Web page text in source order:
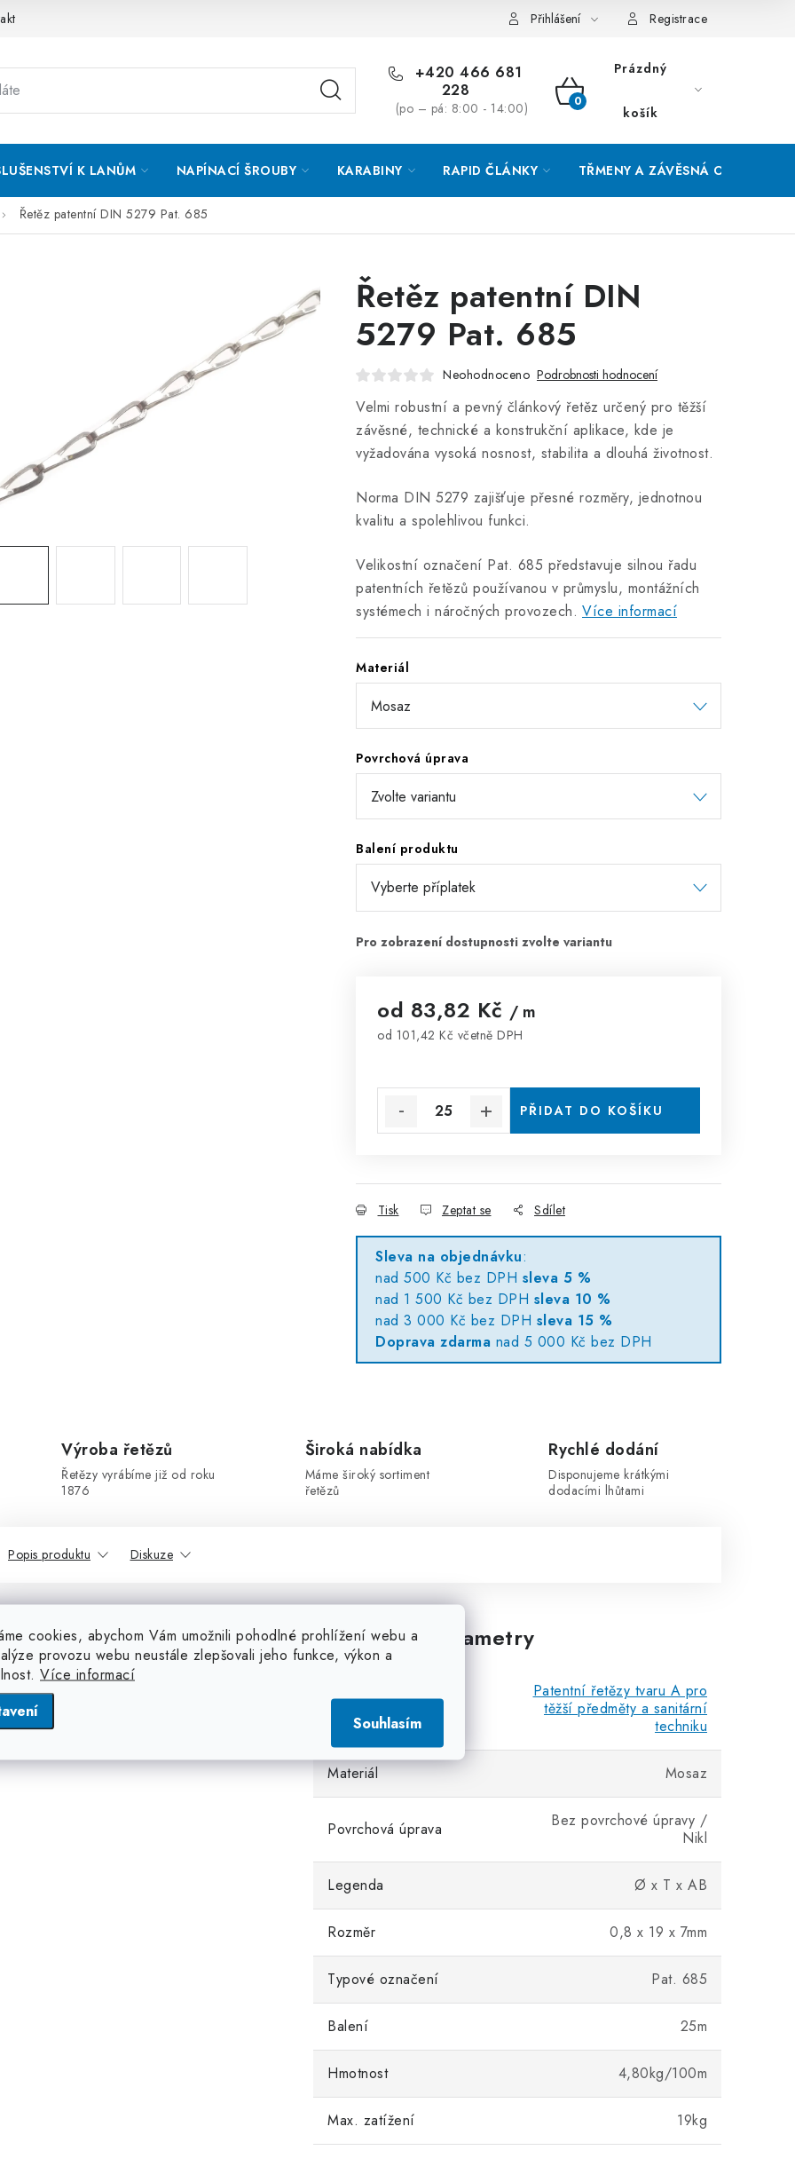
cookies, abychom Vám umožnili pohodlné prohlížení webu a
provozu webu neustále zlepšovali jeho funkce, výkon a
Více informací
Souhlasím
Přihlášení Registrace
+420 466 681
228
(po – pá: 8:00 - 14:00)
NÁKUPNÍ
Prázdný
košík
K LANŮM NAPÍNACÍ ŠROUBY KARABINY RAPID ČLÁNKY TŘMENY A ZÁVĚSNÁ OKA
Řetěz patentní DIN 5279 Pat. 685
Řetěz patentní DIN
5279 Pat. 685
Neohodnoceno Podrobnosti hodnocení
Velmi robustní a pevný článkový řetěz určený pro těžší
závěsné, technické a konstrukční aplikace, kde je
vyžadována vysoká nosnost, stabilita a dlouhá životnost.
Norma DIN 5279 zajišťuje přesné rozměry, jednotnou
kvalitu a spolehlivou funkci.
Velikostní označení Pat. 685 představuje silnou řadu
patentních řetězů používanou v průmyslu, montážních
systémech i náročných provozech. Více informací
Materiál
Povrchová úprava
Balení produktu
od 83,82 Kč / m
od 101,42 Kč včetně DPH
PŘIDAT DO KOŠÍKU
Tisk Zeptat se Sdílet
Sleva na objednávku:
nad 500 Kč bez DPH sleva 5 %
nad 1 500 Kč bez DPH sleva 10 %
nad 3 000 Kč bez DPH sleva 15 %
Doprava zdarma nad 5 000 Kč bez DPH
Výroba řetězů
Řetězy vyrábíme již od roku
1876
Široká nabídka
Máme široký sortiment
řetězů
Rychlé dodání
Disponujeme krátkými
dodacími lhůtami
Popis produktu Diskuze
Doplňkové parametry
Kategorie
Patentní řetězy tvaru A pro
těžší předměty a sanitární
techniku
Materiál Mosaz
Povrchová úprava
Bez povrchové úpravy /
Nikl
Legenda Ø x T x AB
Rozměr 0,8 x 19 x 7mm
Typové označení Pat. 685
Balení 25m
Hmotnost 4,80kg/100m
Max. zatížení 19kg